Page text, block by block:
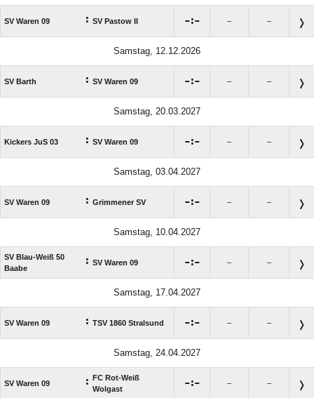
SV Waren 09 : SV Pastow II : – –
Samstag, 12.12.2026
SV Barth : SV Waren 09 : – –
Samstag, 20.03.2027
Kickers JuS 03 : SV Waren 09 : – –
Samstag, 03.04.2027
SV Waren 09 : Grimmener SV : – –
Samstag, 10.04.2027
SV Blau-Weiß 50
Baabe
: SV Waren 09 : – –
Samstag, 17.04.2027
SV Waren 09 : TSV 1860 Stralsund : – –
Samstag, 24.04.2027
SV Waren 09 : FC Rot-Weiß
Wolgast
: – –